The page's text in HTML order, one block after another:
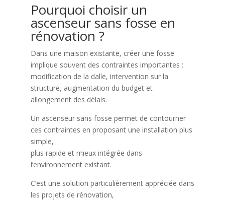
Pourquoi choisir un
ascenseur sans fosse en
rénovation ?
Dans une maison existante, créer une fosse
implique souvent des contraintes importantes :
modification de la dalle, intervention sur la
structure, augmentation du budget et
allongement des délais.
Un ascenseur sans fosse permet de contourner
ces contraintes en proposant une installation plus
simple,
plus rapide et mieux intégrée dans
l’environnement existant.
C’est une solution particulièrement appréciée dans
les projets de rénovation,